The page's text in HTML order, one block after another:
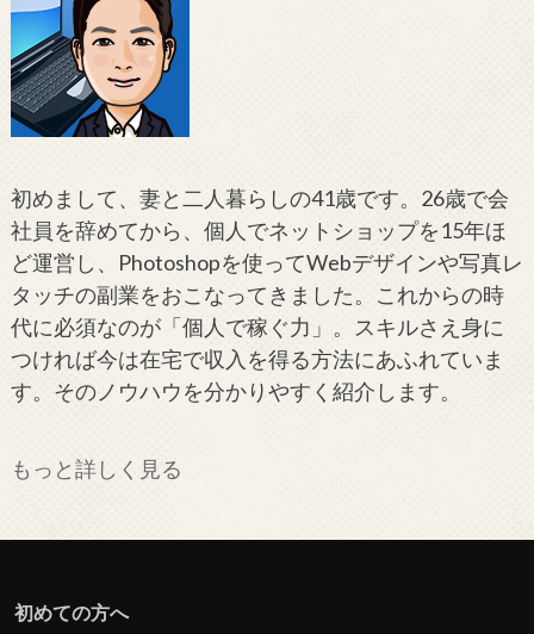
初めまして、妻と二人暮らしの41歳です。26歳で会
社員を辞めてから、個人でネットショップを15年ほ
ど運営し、Photoshopを使ってWebデザインや写真レ
タッチの副業をおこなってきました。これからの時
代に必須なのが「個人で稼ぐ力」。スキルさえ身に
つければ今は在宅で収入を得る方法にあふれていま
す。そのノウハウを分かりやすく紹介します。
もっと詳しく見る
初めての方へ